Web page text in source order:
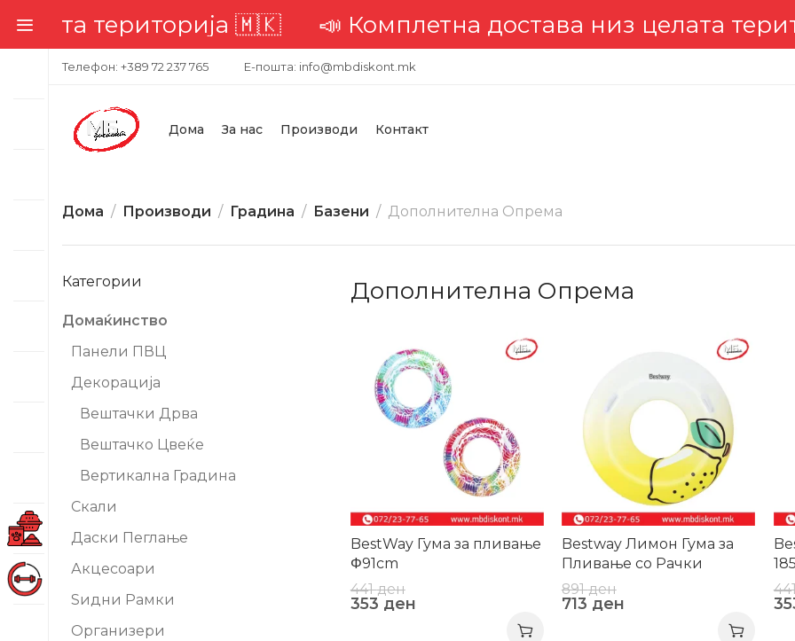
територија 🇲🇰📣 Комплетна достава низ целата
Телефон: +389 72 237 765 Е-пошта: info@mbdiskont.mk
Дома За нас Производи Контакт
Дома Производи Градина Базени Дополнителна Опрема
Категории
Домаќинство
Панели ПВЦ
Декорација
Вештачки Дрва
Вештачко Цвеќе
Вертикална Градина
Скали
Даски Пеглање
Акцесоари
Ѕидни Рамки
Организери
Дополнителна Опрема
BestWay Гума за пливање
Φ91cm
441ден
353 ден
Bestway Лимон Гума за
Пливање со Рачки
891ден
713 ден